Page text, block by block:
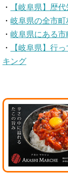
・
【岐阜県】歴
・ 岐阜県の全市
・ 岐阜県にある市
・
【岐阜県】行
キング